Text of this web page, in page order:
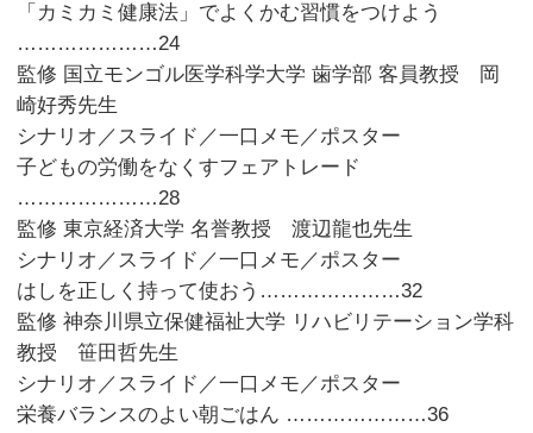
「カミカミ健康法」でよくかむ習慣をつけよう
…………………24
監修 国立モンゴル医学科学大学 歯学部 客員教授 岡
崎好秀先生
シナリオ／スライド／一口メモ／ポスター
子どもの労働をなくすフェアトレード
…………………28
監修 東京経済大学 名誉教授 渡辺龍也先生
シナリオ／スライド／一口メモ／ポスター
はしを正しく持って使おう…………………32
監修 神奈川県立保健福祉大学 リハビリテーション学科
教授 笹田哲先生
シナリオ／スライド／一口メモ／ポスター
栄養バランスのよい朝ごはん …………………36